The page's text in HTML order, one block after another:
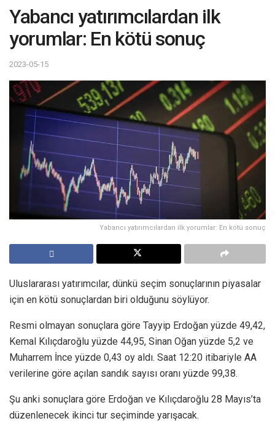
Yabancı yatırımcılardan ilk
yorumlar: En kötü sonuç
2023-05-15
Yabancı yatırımcılardan ilk yorumlar: En kötü sonuç
Uluslararası yatırımcılar, dünkü seçim sonuçlarının piyasalar
için en kötü sonuçlardan biri olduğunu söylüyor.
Resmi olmayan sonuçlara göre Tayyip Erdoğan yüzde 49,42,
Kemal Kılıçdaroğlu yüzde 44,95, Sinan Oğan yüzde 5,2 ve
Muharrem İnce yüzde 0,43 oy aldı. Saat 12:20 itibariyle AA
verilerine göre açılan sandık sayısı oranı yüzde 99,38.
Şu anki sonuçlara göre Erdoğan ve Kılıçdaroğlu 28 Mayıs’ta
düzenlenecek ikinci tur seçiminde yarışacak.